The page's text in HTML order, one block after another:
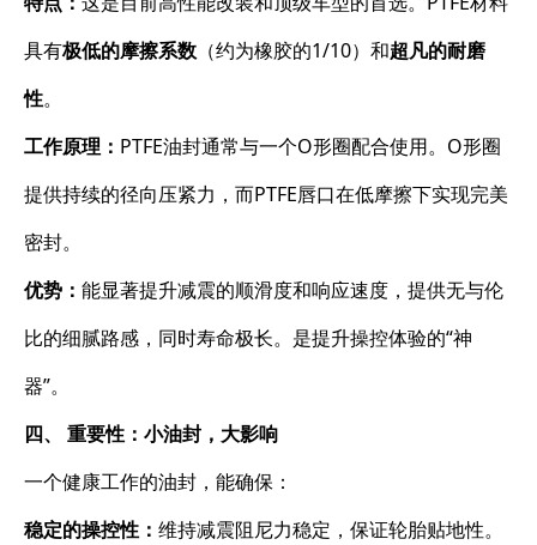
具有极低的摩擦系数 （约为橡胶的1/10）和超凡的耐磨
性。
工作原理： PTFE油封通常与一个O形圈配合使用。O形圈
提供持续的径向压紧力，而PTFE唇口在低摩擦下实现完美
密封。
优势： 能显著提升减震的顺滑度和响应速度，提供无与伦
比的细腻路感，同时寿命极长。是提升操控体验的“神
器”。
四、 重要性：小油封，大影响
一个健康工作的油封，能确保：
稳定的操控性： 维持减震阻尼力稳定，保证轮胎贴地性。